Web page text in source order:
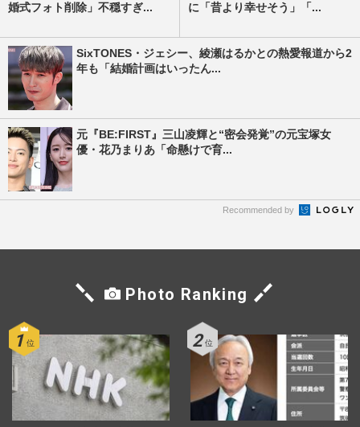
婚式フォト削除」不穏すぎ...
に「昔より幸せそう」「...
SixTONES・ジェシー、綾瀬はるかとの熱愛報道から2
年も「結婚計画はいったん...
元『BE:FIRST』三山凌輝と“密会発覚”の元宝塚女
優・花乃まりあ「命懸けで育...
Recommended by
Photo Ranking